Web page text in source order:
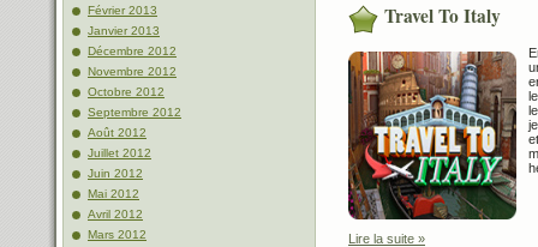
Février 2013
Janvier 2013
Décembre 2012
Novembre 2012
Octobre 2012
Septembre 2012
Août 2012
Juillet 2012
Juin 2012
Mai 2012
Avril 2012
Mars 2012
Travel To Italy
Lire la suite »